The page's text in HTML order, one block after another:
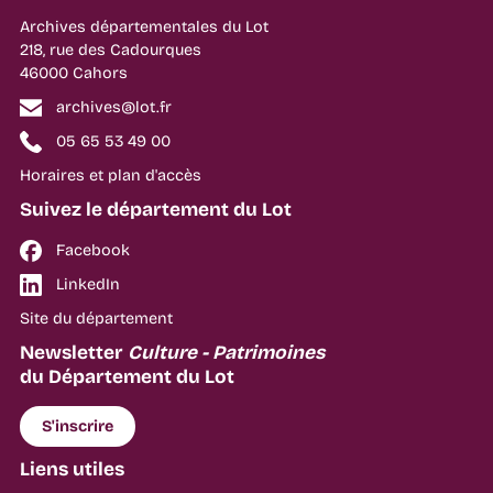
Archives départementales du Lot
218, rue des Cadourques
46000 Cahors
archives@lot.fr
05 65 53 49 00
Horaires et plan d'accès
Suivez le département du Lot
Facebook
LinkedIn
Site du département
Newsletter Culture - Patrimoines
du Département du Lot
S'inscrire
Liens utiles